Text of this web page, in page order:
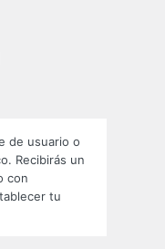
de usuario o
Recibirás un
con
tu